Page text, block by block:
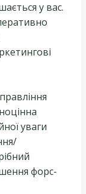
у вас.
уваги
форс-